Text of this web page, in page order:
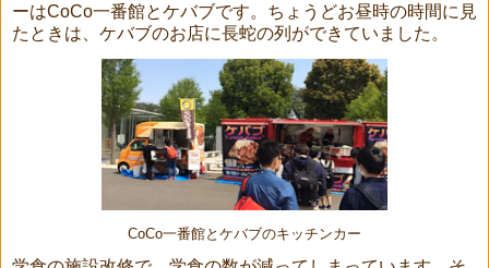
ーはCoCo一番館とケバブです。ちょうどお昼時の時間に見
たときは、ケバブのお店に長蛇の列ができていました。
CoCo一番館とケバブのキッチンカー